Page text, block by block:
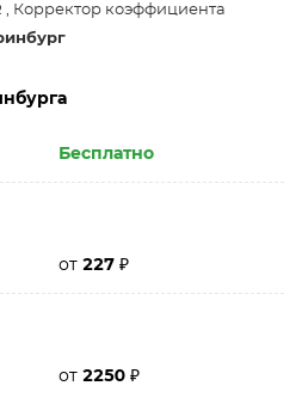
, Корректор коэффициента
Бесплатно
от 227 ₽
от 2250 ₽